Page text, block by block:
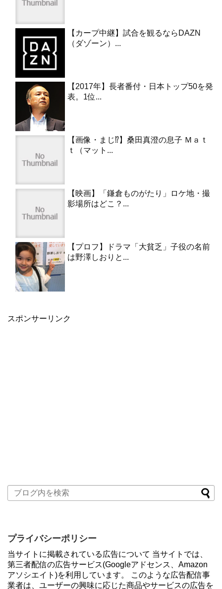
【カープ中継】試合を観るならDAZN
（ダゾーン）...
【2017年】長者番付・日本トップ50を発
表。1位...
【画像・まじ⁉︎】桑田真澄の息子 Ｍａｔ
ｔ（マット...
【映画】「鎌倉ものがたり」ロケ地・撮
影場所はどこ？...
【プロフ】ドラマ「大貧乏」子役の名前
は野澤しおりと...
スポンサーリンク
プライバシーポリシー
当サイトに掲載されている広告について 当サイトでは、
第三者配信の広告サービス(Googleアドセンス、Amazon
アソシエイト)を利用しています。 このような広告配信事
業者は、ユーザーの興味に応じた商品やサービスの広告を